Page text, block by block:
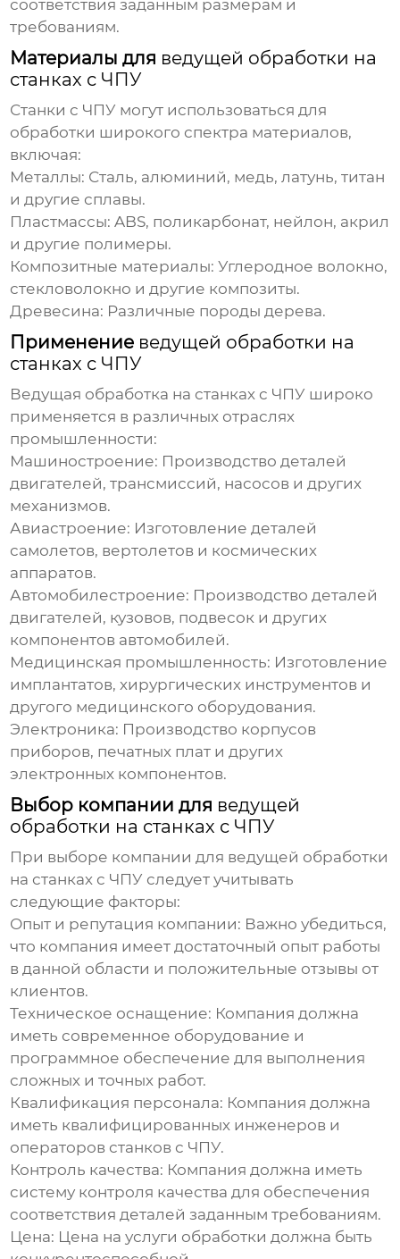
соответствия заданным размерам и
требованиям.
Материалы для ведущей обработки на
станках с ЧПУ
Станки с ЧПУ могут использоваться для
обработки широкого спектра материалов,
включая:
Металлы: Сталь, алюминий, медь, латунь, титан
и другие сплавы.
Пластмассы: ABS, поликарбонат, нейлон, акрил
и другие полимеры.
Композитные материалы: Углеродное волокно,
стекловолокно и другие композиты.
Древесина: Различные породы дерева.
Применение ведущей обработки на
станках с ЧПУ
Ведущая обработка на станках с ЧПУ широко
применяется в различных отраслях
промышленности:
Машиностроение: Производство деталей
двигателей, трансмиссий, насосов и других
механизмов.
Авиастроение: Изготовление деталей
самолетов, вертолетов и космических
аппаратов.
Автомобилестроение: Производство деталей
двигателей, кузовов, подвесок и других
компонентов автомобилей.
Медицинская промышленность: Изготовление
имплантатов, хирургических инструментов и
другого медицинского оборудования.
Электроника: Производство корпусов
приборов, печатных плат и других
электронных компонентов.
Выбор компании для ведущей
обработки на станках с ЧПУ
При выборе компании для ведущей обработки
на станках с ЧПУ следует учитывать
следующие факторы:
Опыт и репутация компании: Важно убедиться,
что компания имеет достаточный опыт работы
в данной области и положительные отзывы от
клиентов.
Техническое оснащение: Компания должна
иметь современное оборудование и
программное обеспечение для выполнения
сложных и точных работ.
Квалификация персонала: Компания должна
иметь квалифицированных инженеров и
операторов станков с ЧПУ.
Контроль качества: Компания должна иметь
систему контроля качества для обеспечения
соответствия деталей заданным требованиям.
Цена: Цена на услуги обработки должна быть